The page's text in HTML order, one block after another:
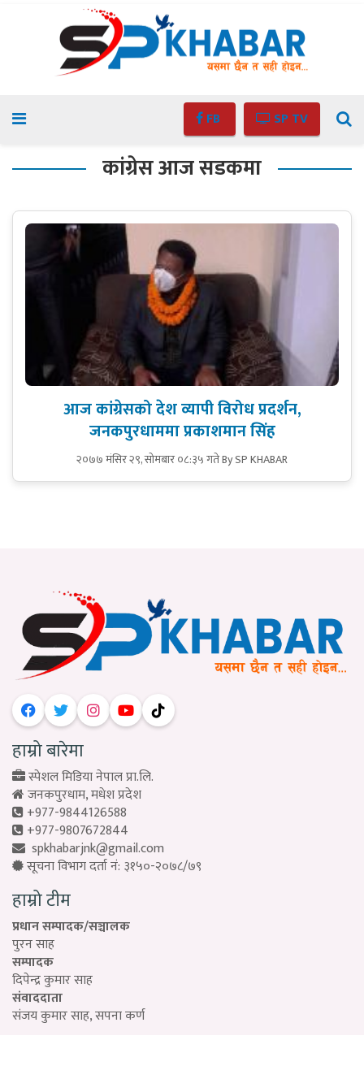
FB SP TV
कांग्रेस आज सडकमा
आज कांग्रेसको देश व्यापी विरोध प्रदर्शन,
जनकपुरधाममा प्रकाशमान सिंह
२०७७ मंसिर २९, सोमबार ०८:३५ गतेBy SP KHABAR
हाम्रो बारेमा
स्पेशल मिडिया नेपाल प्रा.लि.
जनकपुरधाम, मधेश प्रदेश
+977-9844126588
+977-9807672844
spkhabarjnk@gmail.com
सूचना विभाग दर्ता नं: ३१५०-२०७८/७९
हाम्रो टीम
प्रधान सम्पादक/सञ्चालक
पुरन साह
सम्पादक
दिपेन्द्र कुमार साह
संवाददाता
संजय कुमार साह, सपना कर्ण